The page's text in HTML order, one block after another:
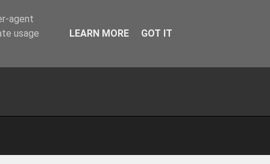
agent
usage
LEARN MORE GOT IT